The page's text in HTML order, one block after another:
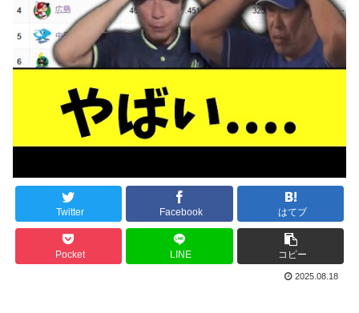
Twitter Facebook はてブ
Pocket LINE コピー
2025.08.18